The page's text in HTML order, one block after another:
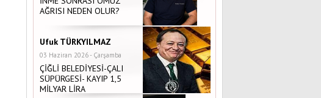
AĞRISI NEDEN OLUR?
Ufuk TÜRKYILMAZ
03 Haziran 2026 - Çarşamba
ÇİĞLİ BELEDİYESİ-ÇALI
SÜPÜRGESİ- KAYIP 1,5
MİLYAR LİRA